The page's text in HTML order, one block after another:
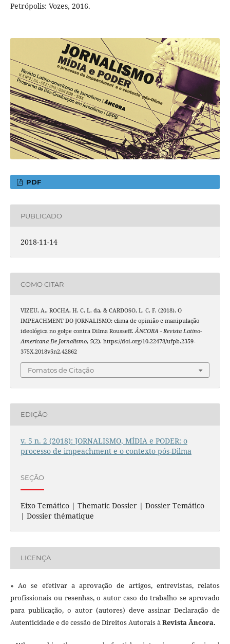
Petrópolis: Vozes, 2016.
PDF
PUBLICADO
2018-11-14
COMO CITAR
VIZEU, A., ROCHA, H. C. L. da, & CARDOSO, L. C. F. (2018). O
IMPEACHMENT DO JORNALISMO: clima de opinião e manipulação
ideológica no golpe contra Dilma Rousseff.ÂNCORA - Revista Latino-
Americana De Jornalismo, 5(2). https://doi.org/10.22478/ufpb.2359-
375X.2018v5n2.42862
Fomatos de Citação
EDIÇÃO
v. 5 n. 2 (2018): JORNALISMO, MÍDIA e PODER: o
processo de impeachment e o contexto pós-Dilma
SEÇÃO
Eixo Temático | Thematic Dossier | Dossier Temático
| Dossier thématique
LICENÇA
» Ao se efetivar a aprovação de artigos, entrevistas, relatos
profissionais ou resenhas, o autor caso do trabalho se aprovado
para publicação, o autor (autores) deve assinar Declaração de
Autenticidade e de cessão de Direitos Autorais àRevista Âncora.